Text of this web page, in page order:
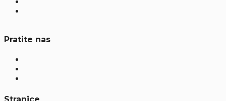
Pratite nas
Stranice